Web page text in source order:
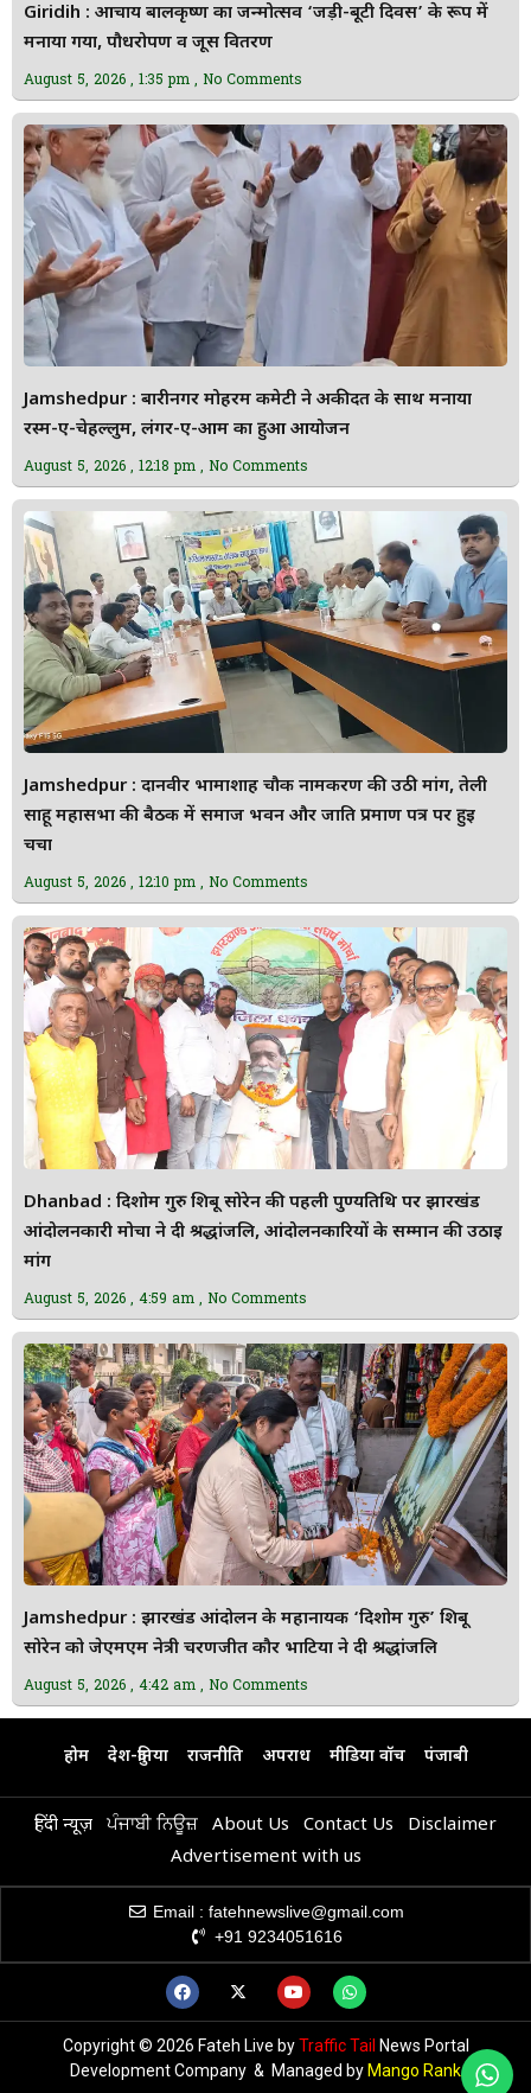
Giridih : आचार्य बालकृष्ण का जन्मोत्सव ‘जड़ी-बूटी दिवस’ के रूप में
मनाया गया, पौधरोपण व जूस वितरण
August 5, 2026 1:35 pm No Comments
Jamshedpur : बारीनगर मोहर्रम कमेटी ने अकीदत के साथ मनाया
रस्म-ए-चेहल्लुम, लंगर-ए-आम का हुआ आयोजन
August 5, 2026 12:18 pm No Comments
Jamshedpur : दानवीर भामाशाह चौक नामकरण की उठी मांग, तेली
साहू महासभा की बैठक में समाज भवन और जाति प्रमाण पत्र पर हुई
चर्चा
August 5, 2026 12:10 pm No Comments
Dhanbad : दिशोम गुरु शिबू सोरेन की पहली पुण्यतिथि पर झारखंड
आंदोलनकारी मोर्चा ने दी श्रद्धांजलि, आंदोलनकारियों के सम्मान की उठाई
मांग
August 5, 2026 4:59 am No Comments
Jamshedpur : झारखंड आंदोलन के महानायक ‘दिशोम गुरु’ शिबू
सोरेन को जेएमएम नेत्री चरणजीत कौर भाटिया ने दी श्रद्धांजलि
August 5, 2026 4:42 am No Comments
होम देश-दुनिया राजनीति अपराध मीडिया वॉच पंजाबी
हिंदी न्यूज़ ਪੰਜਾਬੀ ਨਿਊਜ਼ About Us Contact Us
Disclaimer
Advertisement with us
Email : fatehnewslive@gmail.com
+91 9234051616
Copyright © 2026 Fateh Live byTraffic Tail News Portal
Development Company & Managed by Mango Rank